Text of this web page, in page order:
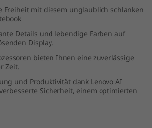
Freiheit mit diesem unglaublich schlanken
Details und lebendige Farben auf
Display.
bieten Ihnen eine zuverlässige
Zeit.
und Produktivität dank Lenovo AI
Sicherheit, einem optimierten